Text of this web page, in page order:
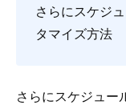
さらにスケジ
タマイズ方法
さらにスケジュー